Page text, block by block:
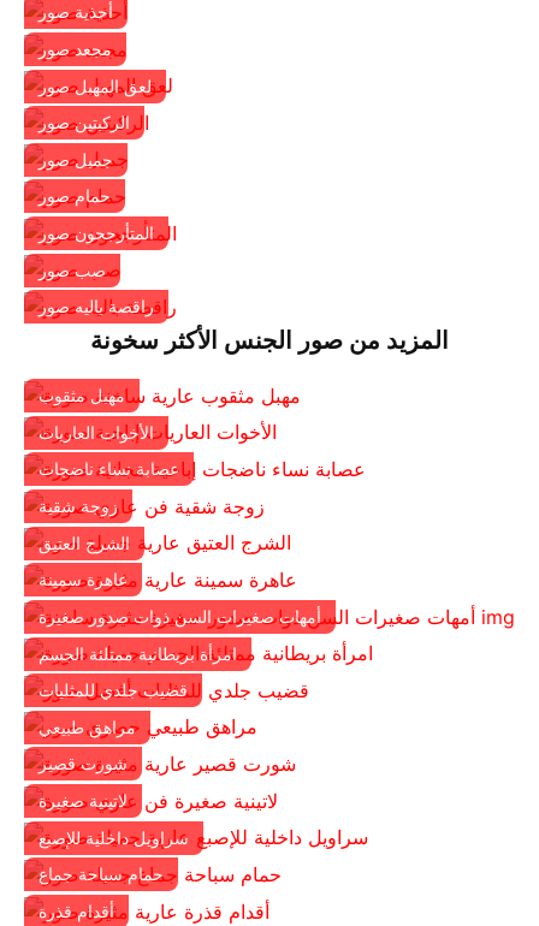
أحذية صور
مجعد صور
لعق المهبل صور
الركبتين صور
جميل صور
حمام صور
المتأرجحون صور
صب صور
راقصة باليه صور
المزيد من صور الجنس الأكثر سخونة
مهبل مثقوب
الأخوات العاريات
عصابة نساء ناضجات
زوجة شقية
الشرج العتيق
عاهرة سمينة
أمهات صغيرات السن ذوات صدور صغيرة
امرأة بريطانية ممتلئة الجسم
قضيب جلدي للمثليات
مراهق طبيعي
شورت قصير
لاتينية صغيرة
سراويل داخلية للإصبع
حمام سباحة جماع
أقدام قذرة